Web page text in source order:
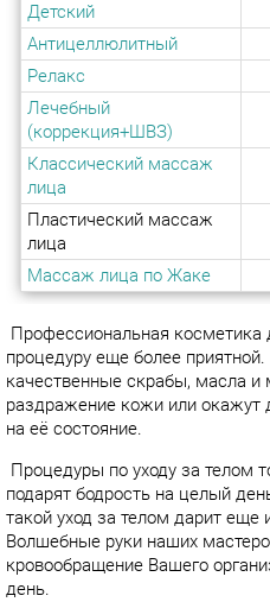
Детский
Антицеллюлитный
Релакс
Лечебный
(коррекция+ШВЗ)
Классический массаж
лица
Пластический массаж
лица
Массаж лица по Жаке
Профессиональная
процедуру еще более
качественные скрабы, масла и
раздражение кожи или окажут
на её состояние.
Процедуры по уходу за телом
подарят бодрость на целый
такой уход за телом дарит
Волшебные руки наших
кровообращение Вашего
день.